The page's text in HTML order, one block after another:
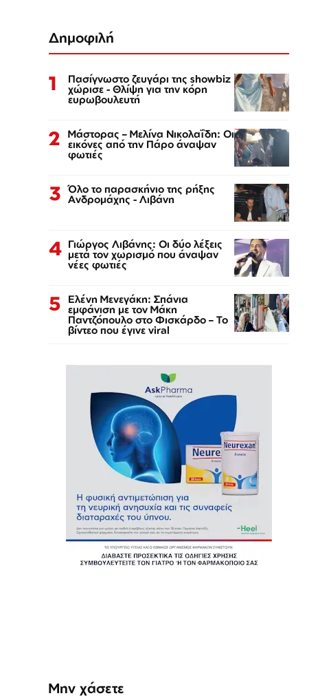
Δημοφιλή
1 Πασίγνωστο ζευγάρι της showbiz
χώρισε - Θλίψη για την κόρη
ευρωβουλευτή
2 Μάστορας – Μελίνα Νικολαΐδη: Οι
εικόνες από την Πάρο άναψαν
φωτιές
3 Όλο το παρασκήνιο της ρήξης
Ανδρομάχης - Λιβάνη
4 Γιώργος Λιβάνης: Οι δύο λέξεις
μετά τον χωρισμό που άναψαν
νέες φωτιές
5 Ελένη Μενεγάκη: Σπάνια
εμφάνιση με τον Μάκη
Παντζόπουλο στο Φισκάρδο – Το
βίντεο που έγινε viral
Μην χάσετε